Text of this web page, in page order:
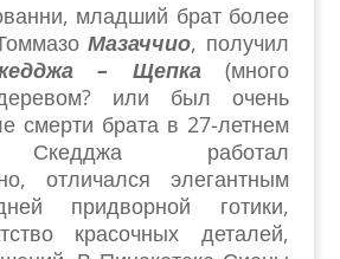
младший брат более
Мазаччио, получил
– Щепка(много
или был очень
смерти брата в 27-летнем
Скедджа работал
отличался элегантным
придворной готики,
красочных деталей,